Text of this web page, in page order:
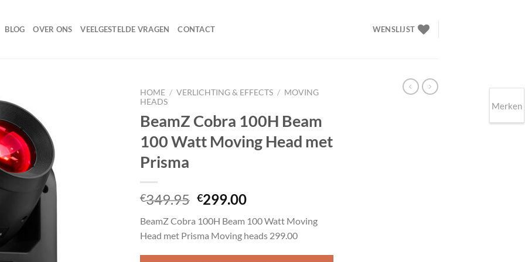
BLOG OVER ONS VEELGESTELDE VRAGEN CONTACT WENSLIJST
HOME / VERLICHTING & EFFECTS / MOVING
HEADS
BeamZ Cobra 100H Beam
100 Watt Moving Head met
Prisma
€349.95 Oorspronkelijke
was:
€349.95.
€299.00Huidige
is:
€299.00.
BeamZ Cobra 100H Beam 100 Watt Moving
Head met Prisma Moving heads 299.00
Merken